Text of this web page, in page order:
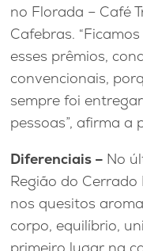
no Florada – Café
Cafebras.
esses prêmios,
convencionais,
sempre foi
pessoas”, afirma a
Diferenciais – No
Região do
nos quesitos
corpo, equilíbrio,
primeiro lugar na